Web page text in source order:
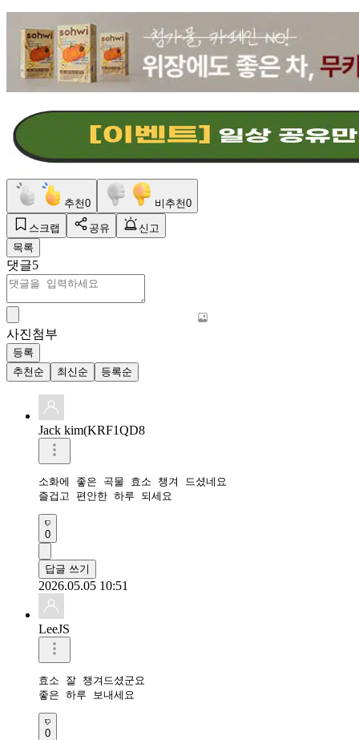
추천0 비추천0
스크랩 공유
신고
목록
댓글5
사진첨부
등록
추천순
최신순 등록순
Jack kim(KRF1QD8
소화에 좋은 곡물 효소 챙겨 드셨네요
즐겁고 편안한 하루 되세요
0
답글 쓰기
2026.05.05 10:51
LeeJS
효소 잘 챙겨드셨군요
좋은 하루 보내세요
0